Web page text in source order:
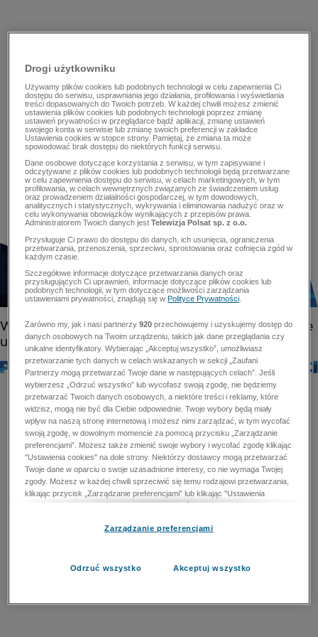
Drogi użytkowniku
Używamy plików cookies lub podobnych technologii w celu zapewnienia Ci
dostępu do serwisu, usprawniania jego działania, profilowania i wyświetlania
treści dopasowanych do Twoich potrzeb. W każdej chwili możesz zmienić
ustawienia plików cookies lub podobnych technologii poprzez zmianę
ustawień prywatności w przeglądarce bądź aplikacji, zmianę ustawień
swojego konta w serwisie lub zmianę swoich preferencji w zakładce
Ustawienia cookies w stopce strony. Pamiętaj, że zmiana ta może
spowodować brak dostępu do niektórych funkcji serwisu.
Dane osobowe dotyczące korzystania z serwisu, w tym zapisywane i
odczytywane z plików cookies lub podobnych technologii będą przetwarzane
w celu zapewnienia dostępu do serwisu, w celach marketingowych, w tym
profilowania, w celach wewnętrznych związanych ze świadczeniem usług
oraz prowadzeniem działalności gospodarczej, w tym dowodowych,
analitycznych i statystycznych, wykrywania i eliminowania nadużyć oraz w
celu wykonywania obowiązków wynikających z przepisów prawa.
Administratorem Twoich danych jestTelewizja Polsat sp. z o.o.
Przysługuje Ci prawo do dostępu do danych, ich usunięcia, ograniczenia
przetwarzania, przenoszenia, sprzeciwu, sprostowania oraz cofnięcia zgód w
każdym czasie.
Szczegółowe informacje dotyczące przetwarzania danych oraz
przysługujących Ci uprawnień, informacje dotyczące plików cookies lub
podobnych technologii, w tym dotyczące możliwości zarządzania
ustawieniami prywatności, znajdują się wPolityce Prywatności
Zarówno my, jak i nasi partnerzy920 przechowujemy i uzyskujemy dostęp do
danych osobowych na Twoim urządzeniu, takich jak dane przeglądania czy
unikalne identyfikatory. Wybierając „Akceptuj wszystko”, umożliwiasz
przetwarzanie tych danych w celach wskazanych w sekcji „Zaufani
Partnerzy mogą przetwarzać Twoje dane w następujących celach”. Jeśli
wybierzesz „Odrzuć wszystko” lub wycofasz swoją zgodę, nie będziemy
przetwarzać Twoich danych osobowych, a niektóre treści i reklamy, które
widzisz, mogą nie być dla Ciebie odpowiednie. Twoje wybory będą miały
wpływ na naszą stronę internetową i możesz nimi zarządzać, w tym wycofać
swoją zgodę, w dowolnym momencie za pomocą przycisku „Zarządzanie
preferencjami”. Możesz także zmienić swoje wybory i wycofać zgodę klikając
"Ustawienia cookies" na dole strony. Niektórzy dostawcy mogą przetwarzać
Twoje dane w oparciu o swoje uzasadnione interesy, co nie wymaga Twojej
zgody. Możesz w każdej chwili sprzeciwić się temu rodzajowi przetwarzania,
klikając przycisk „Zarządzanie preferencjami” lub klikając "Ustawienia
cookies" na dole strony. Nie możesz sprzeciwić się przetwarzaniu przez
zapobiegania oszustwom i naprawiania błędów, a w tym celu mogą zostać
przetwarzaniu danych osobowych w celu dostarczania i prezentacji reklam i
Zarządzanie preferencjami
Odrzuć wszystko Akceptuj wszystko